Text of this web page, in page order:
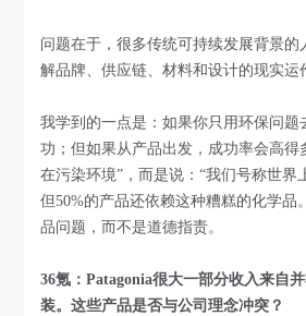
问题在于，很多传统可持续发展背景的
解品牌、供应链、材料和设计的现实运
我学到的一点是：如果你只用环保问题
功；但如果从产品出发，成功率会高得
在污染环境”，而是说：“我们号称世界
但50%的产品还依赖这种糟糕的化学品
品问题，而不是道德指责。
36氪：Patagonia很大一部分收入来自
装。这些产品是否与公司理念冲突？